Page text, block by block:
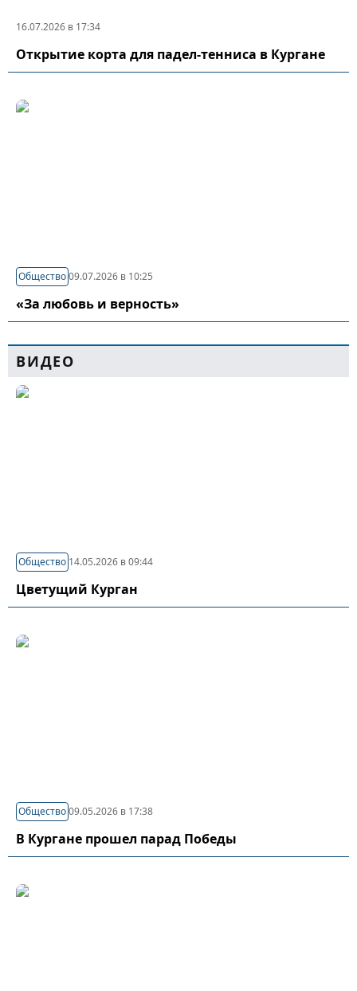
16.07.2026 в 17:34
Открытие корта для падел-тенниса в Кургане
Общество09.07.2026 в 10:25
«За любовь и верность»
ВИДЕО
Общество 14.05.2026 в 09:44
Цветущий Курган
Общество09.05.2026 в 17:38
В Кургане прошел парад Победы